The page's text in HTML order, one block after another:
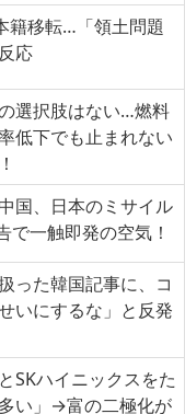
籍移転…「領土問題
応
選択肢はない…燃料
低下でも止まれない
国、日本のミサイル
一触即発の空気！
った韓国記事に、コ
いにするな」と反発
SKハイニックスをた
い」→富の二極化が